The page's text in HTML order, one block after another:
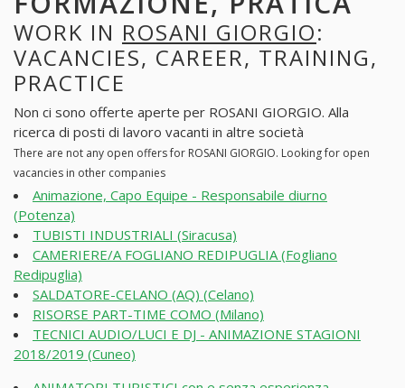
WORK IN ROSANI GIORGIO:
VACANCIES, CAREER, TRAINING,
PRACTICE
Non ci sono offerte aperte per ROSANI GIORGIO. Alla
ricerca di posti di lavoro vacanti in altre società
There are not any open offers for ROSANI GIORGIO. Looking for open
vacancies in other companies
Animazione, Capo Equipe - Responsabile diurno
(Potenza)
TUBISTI INDUSTRIALI (Siracusa)
CAMERIERE/A FOGLIANO REDIPUGLIA (Fogliano
Redipuglia)
SALDATORE-CELANO (AQ) (Celano)
RISORSE PART-TIME COMO (Milano)
TECNICI AUDIO/LUCI E DJ - ANIMAZIONE STAGIONI
2018/2019 (Cuneo)